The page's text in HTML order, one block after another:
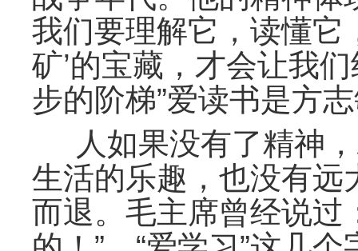
我们要理解它，读懂它
矿’的宝藏，才会让我
步的阶梯”爱读书是
人如果没有了精神，
生活的乐趣，也没有远
而退。毛主席曾经说过